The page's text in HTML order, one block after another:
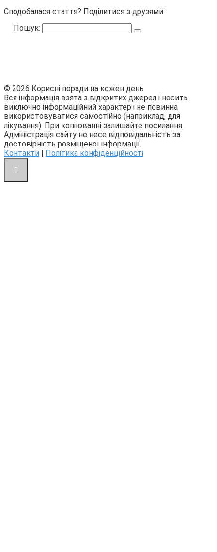
Сподобалася стаття? Поділитися з друзями:
Пошук:
© 2026 Корисні поради на кожен день
Вся інформація взята з відкритих джерел і носить
виключно інформаційний характер і не повинна
використовуватися самостійно (наприклад, для
лікування). При копіюванні залишайте посилання.
Адміністрація сайту не несе відповідальність за
достовірність розміщеної інформації.
Контакти
Політика конфіденційності